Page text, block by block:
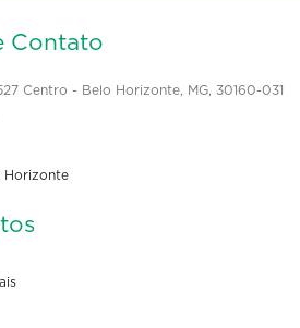
Contato
Centro - Belo Horizonte, MG, 30160-031
Horizonte